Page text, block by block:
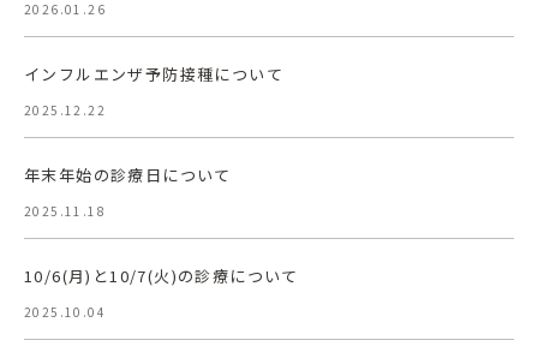
2026.01.26
インフルエンザ予防接種について
2025.12.22
年末年始の診療日について
2025.11.18
10/6(月)と10/7(火)の診療について
2025.10.04